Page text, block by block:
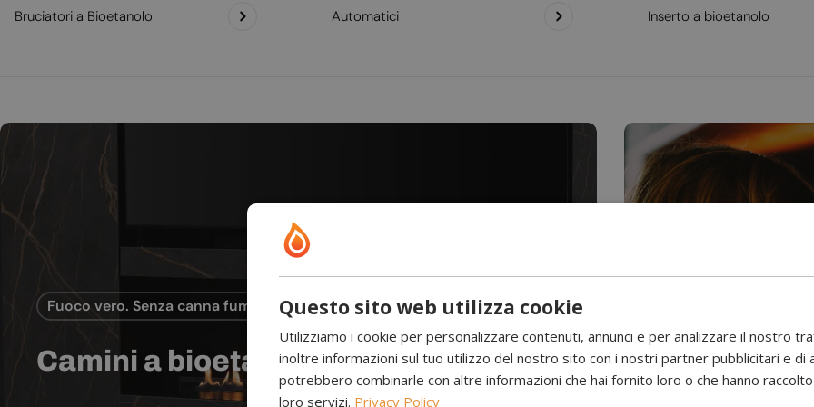
Bruciatori a Bioetanolo Automatici Inserto a bioetanolo
Fuoco vero. Senza canna fumaria.
Camini a bioetanolo Camini a
Questo sito web utilizza cookie
Utilizziamo i cookie per personalizzare contenuti, annunci e per analizzare il nostro
inoltre informazioni sul tuo utilizzo del nostro sito con i nostri partner pubblicitari e di
potrebbero combinarle con altre informazioni che hai fornito loro o che hanno
loro servizi. Privacy Policy